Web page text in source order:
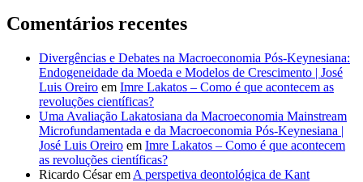
Comentários recentes
Divergências e Debates na Macroeconomia Pós-Keynesiana:
Endogeneidade da Moeda e Modelos de Crescimento | José
Luis Oreiro em Imre Lakatos – Como é que acontecem as
revoluções científicas?
Uma Avaliação Lakatosiana da Macroeconomia Mainstream
Microfundamentada e da Macroeconomia Pós-Keynesiana |
José Luis Oreiro em Imre Lakatos – Como é que acontecem
as revoluções científicas?
Ricardo Césarem A perspetiva deontológica de Kant